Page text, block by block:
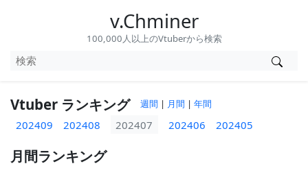
v.Chminer
100,000人以上のVtuberから検索
Vtuber ランキング 週間 | 月間 | 年間
202409 202408 202407 202406 202405
月間ランキング